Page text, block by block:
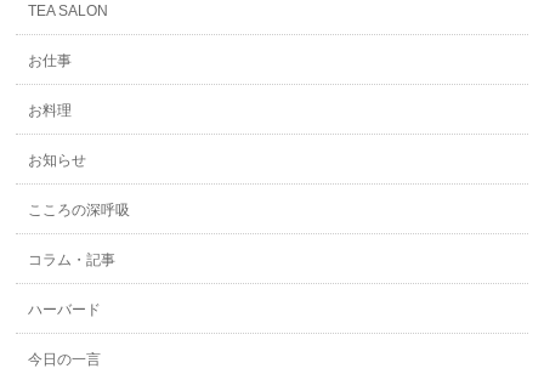
TEA SALON
お仕事
お料理
お知らせ
こころの深呼吸
コラム・記事
ハーバード
今日の一言